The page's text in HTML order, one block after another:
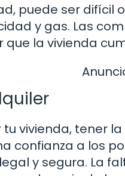
puede ser difícil
y gas. Las
la vivienda
tu vivienda, tener
confianza a los
y segura. La